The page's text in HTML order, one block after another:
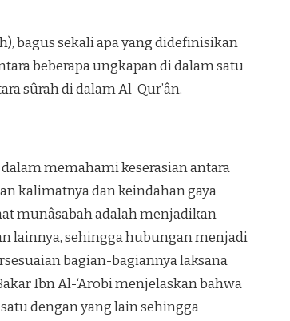
bagus sekali apa yang didefinisikan
beberapa ungkapan di dalam satu
sûrah di dalam Al-Qur’ân.
memahami keserasian antara
kalimatnya dan keindahan gaya
munâsabah adalah menjadikan
lainnya, sehingga hubungan menjadi
bagian-bagiannya laksana
Ibn Al-‘Arobi menjelaskan bahwa
dengan yang lain sehingga